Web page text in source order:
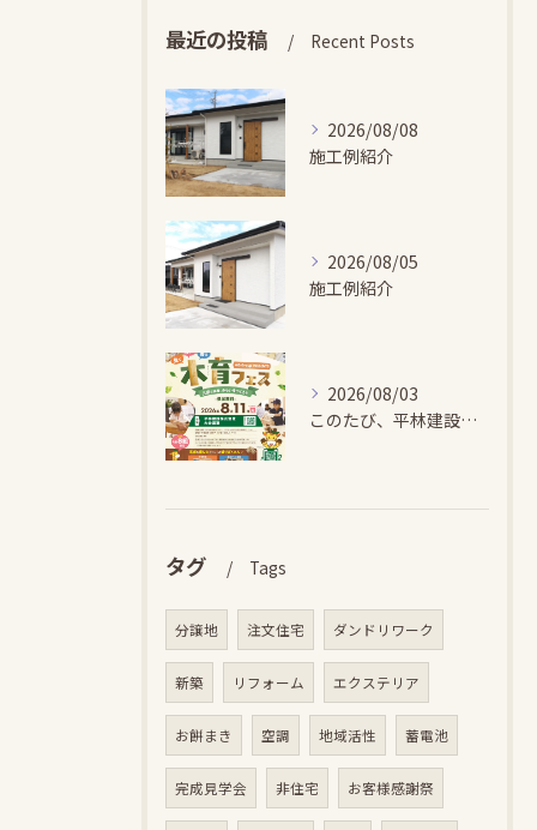
最近の投稿 Recent Posts
2026/08/08
施工例紹介
2026/08/05
施工例紹介
2026/08/03
このたび、平林建設では、お子さまが木とふれあい・木について学...
タグ Tags
分譲地 注文住宅 ダンドリワーク
新築 リフォーム エクステリア
お餅まき 空調 地域活性 蓄電池
完成見学会 非住宅 お客様感謝祭